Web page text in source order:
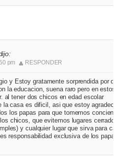
pm RESPONDER
y Estoy gratamente sorprendida por
la educacion, suena raro pero en estos
al tener dos chicos en edad escolar
la casa es dificil, asi que estoy
los papas para que tomemos
chicos, que evitemos lugares cerrados
y cualquier lugar que sirva para
responsabilidad exclusiva de los